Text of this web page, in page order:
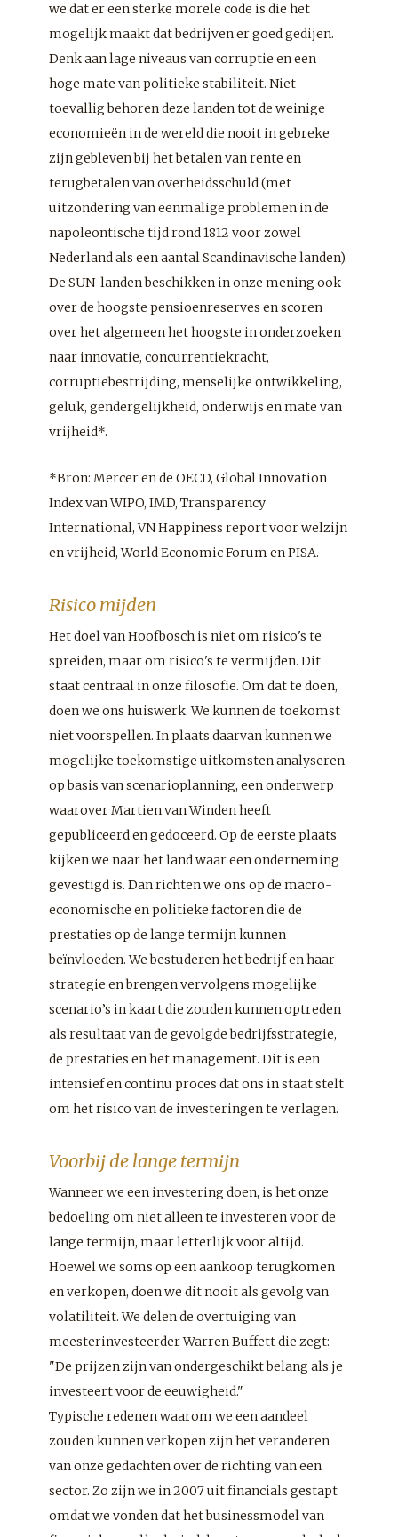
we dat er een sterke morele code is die het
mogelijk maakt dat bedrijven er goed gedijen.
Denk aan lage niveaus van corruptie en een
hoge mate van politieke stabiliteit. Niet
toevallig behoren deze landen tot de weinige
economieën in de wereld die nooit in gebreke
zijn gebleven bij het betalen van rente en
terugbetalen van overheidsschuld (met
uitzondering van eenmalige problemen in de
napoleontische tijd rond 1812 voor zowel
Nederland als een aantal Scandinavische landen).
De SUN-landen beschikken in onze mening ook
over de hoogste pensioenreserves en scoren
over het algemeen het hoogste in onderzoeken
naar innovatie, concurrentiekracht,
corruptiebestrijding, menselijke ontwikkeling,
geluk, gendergelijkheid, onderwijs en mate van
vrijheid*.
*Bron: Mercer en de OECD, Global Innovation
Index van WIPO, IMD, Transparency
International, VN Happiness report voor welzijn
en vrijheid, World Economic Forum en PISA.
Risico mijden
Het doel van Hoofbosch is niet om risico's te
spreiden, maar om risico's te vermijden. Dit
staat centraal in onze filosofie. Om dat te doen,
doen we ons huiswerk. We kunnen de toekomst
niet voorspellen. In plaats daarvan kunnen we
mogelijke toekomstige uitkomsten analyseren
op basis van scenarioplanning, een onderwerp
waarover Martien van Winden heeft
gepubliceerd en gedoceerd. Op de eerste plaats
kijken we naar het land waar een onderneming
gevestigd is. Dan richten we ons op de macro-
economische en politieke factoren die de
prestaties op de lange termijn kunnen
beïnvloeden. We bestuderen het bedrijf en haar
strategie en brengen vervolgens mogelijke
scenario’s in kaart die zouden kunnen optreden
als resultaat van de gevolgde bedrijfsstrategie,
de prestaties en het management. Dit is een
intensief en continu proces dat ons in staat stelt
om het risico van de investeringen te verlagen.
Voorbij de lange termijn
Wanneer we een investering doen, is het onze
bedoeling om niet alleen te investeren voor de
lange termijn, maar letterlijk voor altijd.
Hoewel we soms op een aankoop terugkomen
en verkopen, doen we dit nooit als gevolg van
volatiliteit. We delen de overtuiging van
meesterinvesteerder Warren Buffett die zegt:
"De prijzen zijn van ondergeschikt belang als je
investeert voor de eeuwigheid."
Typische redenen waarom we een aandeel
zouden kunnen verkopen zijn het veranderen
van onze gedachten over de richting van een
sector. Zo zijn we in 2007 uit financials gestapt
omdat we vonden dat het businessmodel van